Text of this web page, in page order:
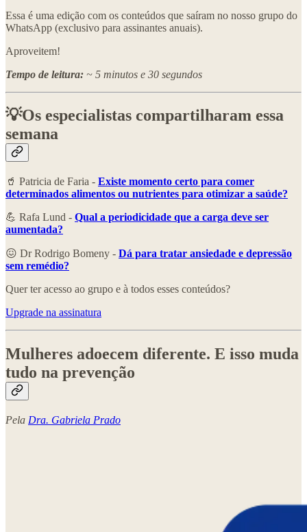
Essa é uma edição com os conteúdos que saíram no nosso grupo do
WhatsApp (exclusivo para assinantes anuais).
Aproveitem!
Tempo de leitura: ~ 5 minutos e 30 segundos
💡Os especialistas compartilharam essa
semana
🥤 Patricia de Faria - Existe momento certo para comer
determinados alimentos ou nutrientes para otimizar a saúde?
💪 Rafa Lund - Qual a periodicidade que a carga deve ser
aumentada?
😖 Dr Rodrigo Bomeny - Dá para tratar ansiedade e depressão
sem remédio?
Quer ter acesso ao grupo e à todos esses conteúdos?
Upgrade na assinatura
Mulheres adoecem diferente. E isso muda
tudo na prevenção
Pela Dra. Gabriela Prado